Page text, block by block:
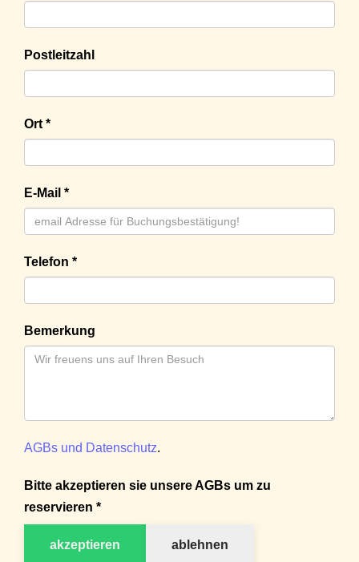
Postleitzahl
Ort *
E-Mail *
Telefon *
Bemerkung
AGBs und Datenschutz.
Bitte akzeptieren sie unsere AGBs um zu
reservieren *
akzeptieren ablehnen